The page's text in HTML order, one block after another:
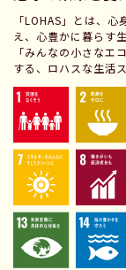
「LOHAS」とは、
え、心豊かに暮らす
「みんなの小さなエ
する、ロハスな生活